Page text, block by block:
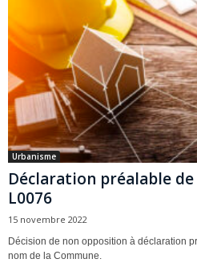
Urbanisme
Déclaration préalable
L0076
15 novembre 2022
Décision de non opposition à déclaration
nom de la Commune.